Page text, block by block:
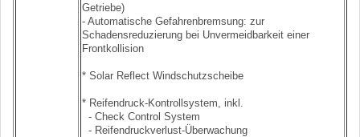
Getriebe)
- Automatische Gefahrenbremsung: zur
Schadensreduzierung bei Unvermeidbarkeit einer
Frontkollision
* Solar Reflect Windschutzscheibe
* Reifendruck-Kontrollsystem, inkl.
- Check Control System
- Reifendruckverlust-Überwachung